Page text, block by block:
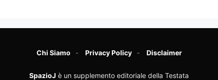
Chi Siamo Privacy Policy Disclaimer
SpazioJ è un supplemento editoriale della Testata